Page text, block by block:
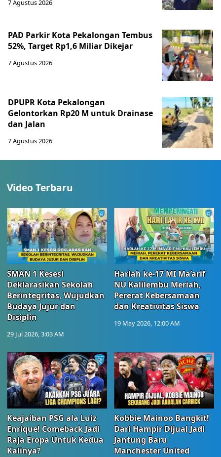
7 Agustus 2026
PAD Parkir Kota Pekalongan Tembus
52%, Target Rp1,6 Miliar Dikejar
7 Agustus 2026
DPUPR Kota Pekalongan
Gelontorkan Rp20 M untuk Drainase
dan Jalan
7 Agustus 2026
Video Terbaru
SMAN 1 Kesesi
Deklarasikan Sekolah
Berintegritas, Wujudkan
Budaya Jujur dan
Disiplin
29 Jul 2026, 3:03 AM
Harlah ke-17 MI Ma’arif
NU Kalilembu Meriah,
Pererat Kebersamaan
dan Kreativitas Siswa
19 May 2026, 12:00 AM
Keajaiban PSG ala Luiz
Enrique! Comeback Jadi
Raja Eropa Untuk Kedua
Kalinya?
Kobbie Mainoo Bangkit!
Dari Hampir Dijual Jadi
Jantung Baru
Manchester United